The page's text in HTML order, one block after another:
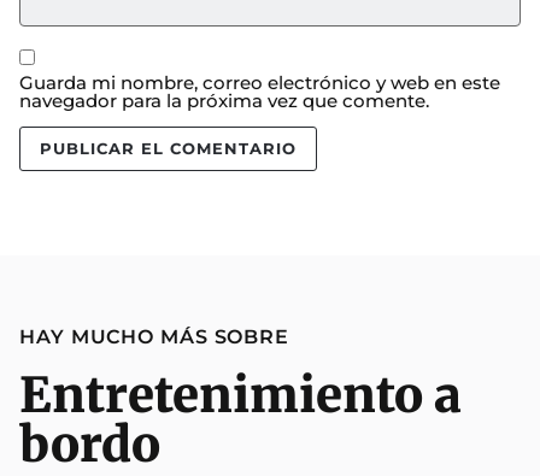
Guarda mi nombre, correo electrónico y web en este
navegador para la próxima vez que comente.
HAY MUCHO MÁS SOBRE
Entretenimiento a
bordo